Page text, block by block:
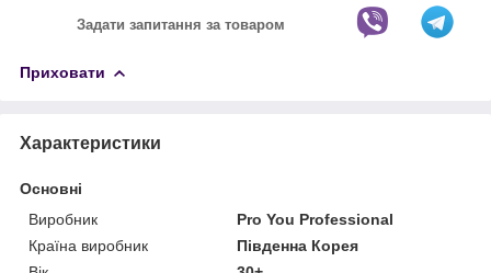
Задати запитання за товаром
Приховати
Характеристики
Основні
Виробник
Pro You Professional
Країна виробник
Південна Корея